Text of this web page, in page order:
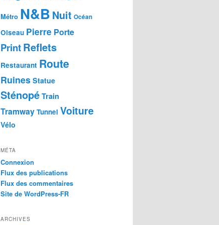
Métro N&B Nuit Océan
Oiseau Pierre Porte
PrintReflets
Restaurant Route
Ruines Statue
SténopéTrain
Tramway Tunnel Voiture
Vélo
MÉTA
Connexion
Flux des publications
Flux des commentaires
Site de WordPress-FR
ARCHIVES